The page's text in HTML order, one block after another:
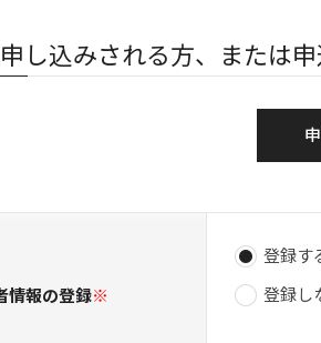
し込みされる方、または
情報の登録※
登録す
登録し